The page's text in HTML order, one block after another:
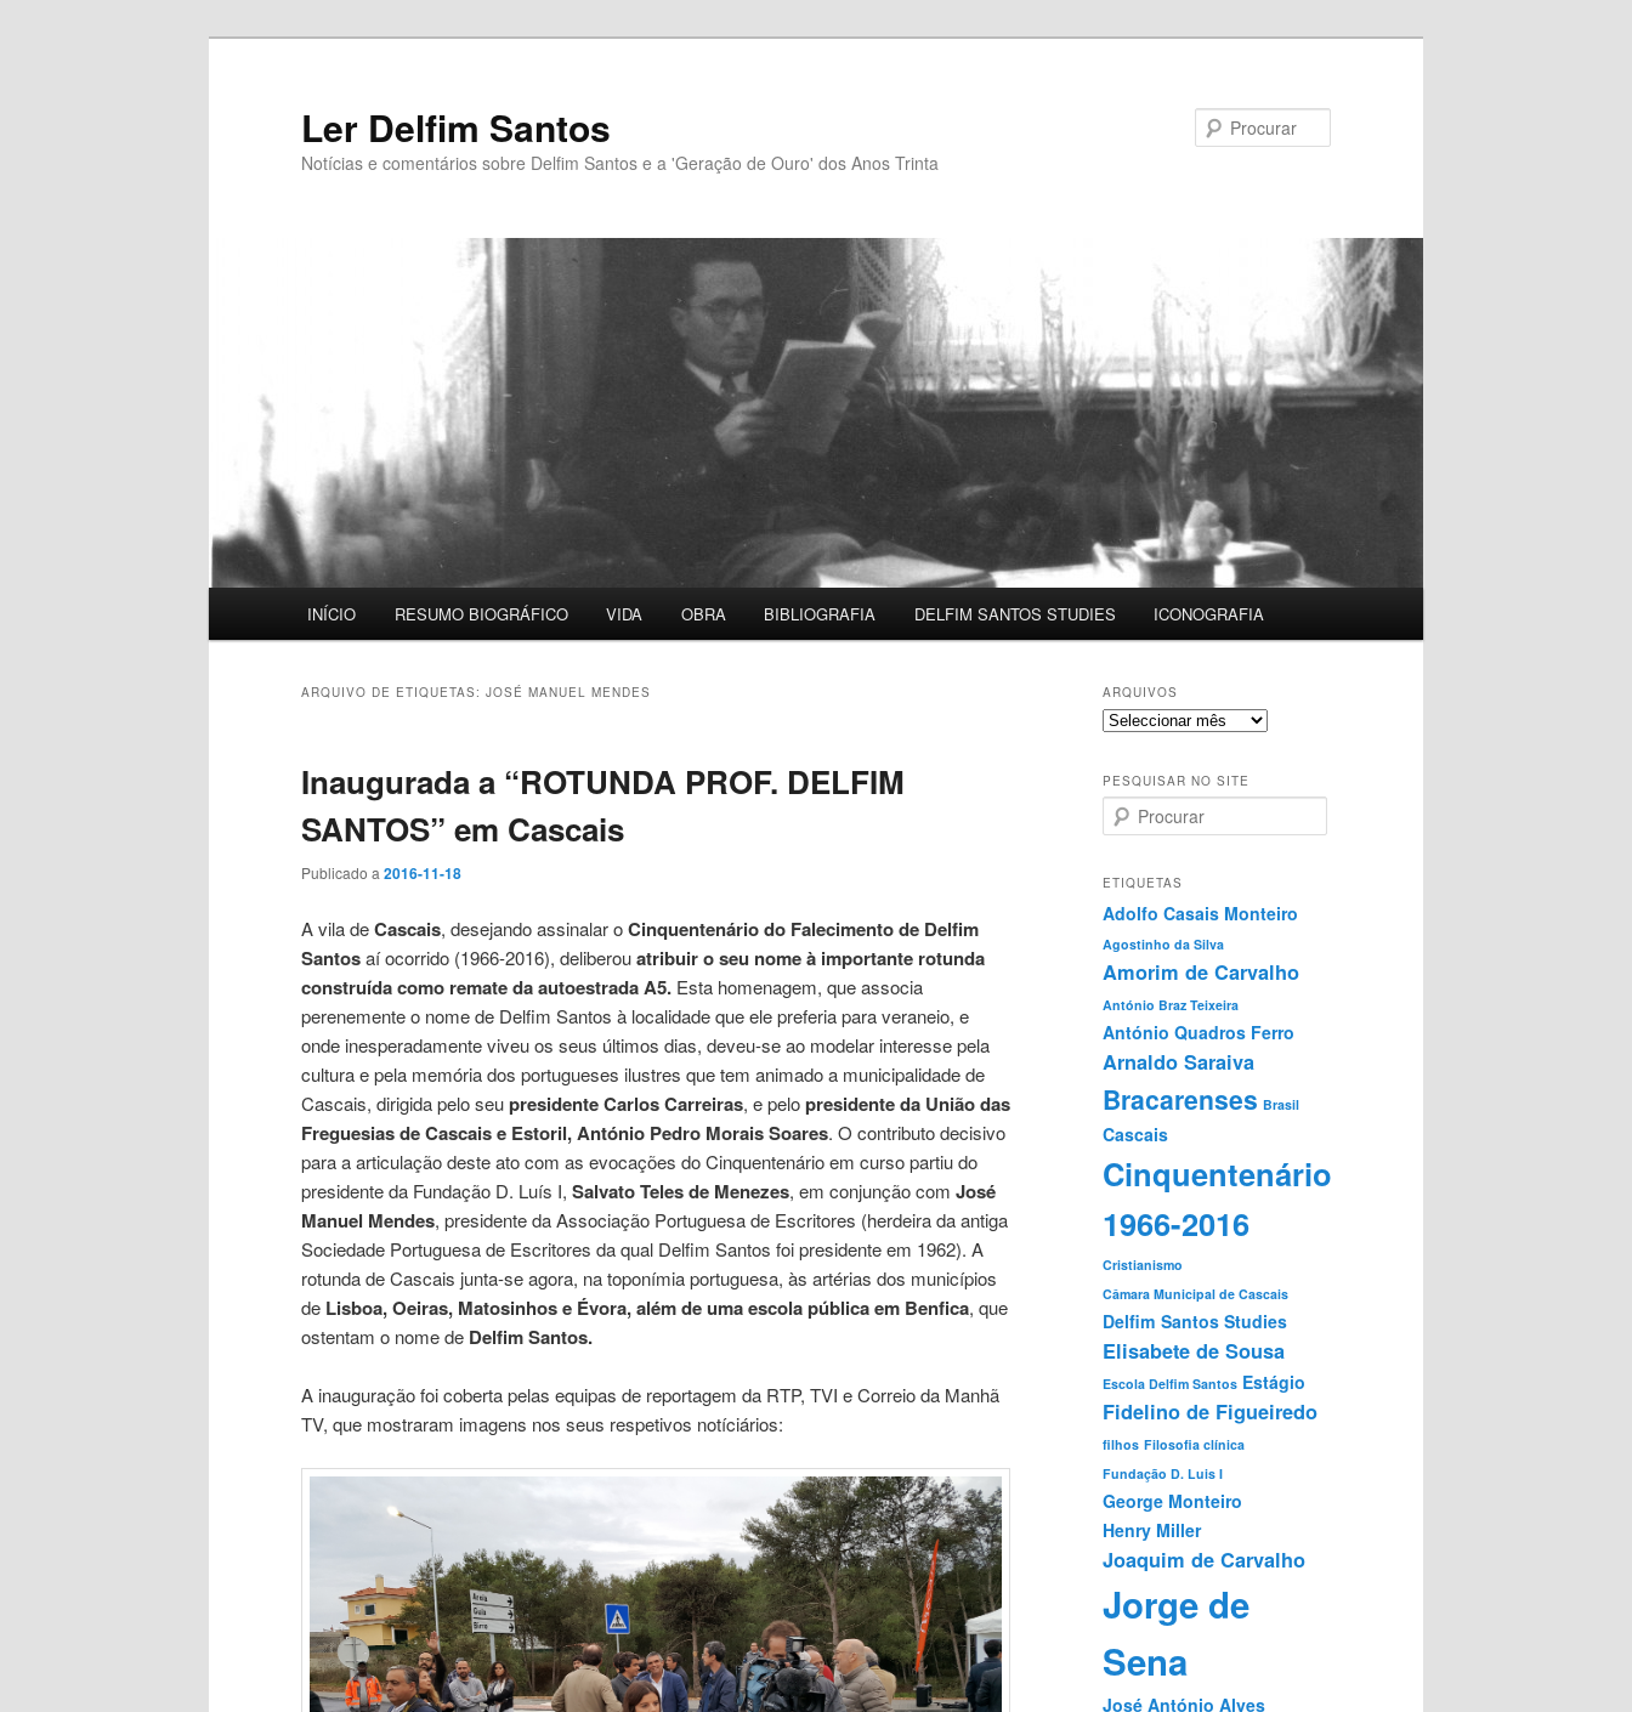
Ler Delfim Santos
Notícias e comentários sobre Delfim Santos e a 'Geração de Ouro' dos Anos Trinta
INÍCIO RESUMO BIOGRÁFICO VIDA OBRA BIBLIOGRAFIA DELFIM SANTOS STUDIES ICONOGRAFIA
ARQUIVO DE ETIQUETAS: JOSÉ MANUEL MENDES
Inaugurada a “ROTUNDA PROF. DELFIM
SANTOS” em Cascais
Publicado a 2016-11-18
A vila deCascais, desejando assinalar oCinquentenário do Falecimento de Delfim
Santosaí ocorrido (1966-2016), deliberouatribuir o seu nome à importante rotunda
construída como remate da autoestrada A5. Esta homenagem, que associa
perenemente o nome de Delfim Santos à localidade que ele preferia para veraneio, e
onde inesperadamente viveu os seus últimos dias, deveu-se ao modelar interesse pela
cultura e pela memória dos portugueses ilustres que tem animado a municipalidade de
Cascais, dirigida pelo seupresidente Carlos Carreiras, e pelopresidente da União das
Freguesias de Cascais e Estoril, António Pedro Morais Soares. O contributo decisivo
para a articulação deste ato com as evocações do Cinquentenário em curso partiu do
presidente da Fundação D. Luís I, Salvato Teles de Menezes, em conjunção com José
Manuel Mendes, presidente da Associação Portuguesa de Escritores (herdeira da antiga
Sociedade Portuguesa de Escritores da qual Delfim Santos foi presidente em 1962). A
rotunda de Cascais junta-se agora, na toponímia portuguesa, às artérias dos municípios
de Lisboa, Oeiras, Matosinhos e Évora, além de uma escola pública em Benfica, que
ostentam o nome de Delfim Santos.
A inauguração foi coberta pelas equipas de reportagem da RTP, TVI e Correio da Manhã
TV, que mostraram imagens nos seus respetivos notíciários:
ARQUIVOS
Arquivos
PESQUISAR NO SITE
r
c
r
a
r
ETIQUETAS
Adolfo Casais Monteiro
Agostinho da Silva
Amorim de Carvalho
António Braz Teixeira
António Quadros Ferro
Arnaldo Saraiva
Bracarenses Brasil
Cascais
Cinquentenário
1966-2016
Cristianismo
Câmara Municipal de Cascais
Delfim Santos Studies
Elisabete de Sousa
Escola Delfim Santos Estágio
Fidelino de Figueiredo
filhos Filosofia clínica
Fundação D. Luis I
George Monteiro
Henry Miller
Joaquim de Carvalho
Jorge de
Sena
José António Alves